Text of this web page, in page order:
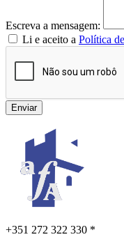
Escreva a mensagem:
Li e aceito a Política
Enviar
+351 272 322 330 *